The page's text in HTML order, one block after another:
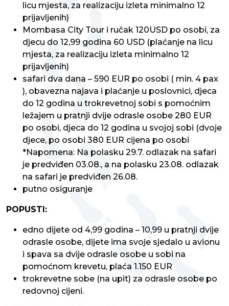
licu mjesta, za realizaciju izleta minimalno 12
prijavljenih)
Mombasa City Tour i ručak 120USD po osobi, za
djecu do 12,99 godina 60 USD (plaćanje na licu
mjesta, za realizaciju izleta minimalno 12
prijavljenih)
safari dva dana – 590 EUR po osobi ( min. 4 pax
), obavezna najava i plaćanje u poslovnici, djeca
do 12 godina u trokrevetnoj sobi s pomoćnim
ležajem u pratnji dvije odrasle osobe 280 EUR
po osobi, djeca do 12 godina u svojoj sobi (dvoje
djece, po osobi 380 EUR cijena po osobi
*Napomena: Na polasku 29.7. odlazak na safari
je predviđen 03.08., a na polasku 23.08. odlazak
na safari je predviđen 26.08.
putno osiguranje
POPUSTI:
edno dijete od 4,99 godina – 10,99 u pratnji dvije
odrasle osobe, dijete ima svoje sjedalo u avionu
i spava sa dvije odrasle osobe u sobi na
pomoćnom krevetu, plaća 1.150 EUR
trokrevetne sobe (na upit) za odrasle osobe po
redovnoj cijeni.